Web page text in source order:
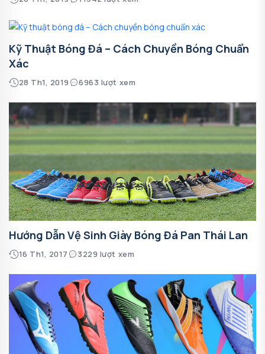
Kỹ Thuật Bóng Đá – Cách Chuyền Bóng Chuẩn
Xác
28 Th1, 2019 6963 lượt xem
Hướng Dẫn Vệ Sinh Giày Bóng Đá Pan Thái Lan
16 Th1, 2017 3229 lượt xem